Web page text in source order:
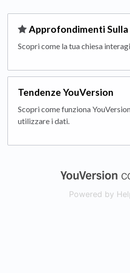
​Approfondimenti Sulla
Scopri come la tua chiesa
Tendenze YouVersion
Scopri come funziona
utilizzare i dati.
Powered by